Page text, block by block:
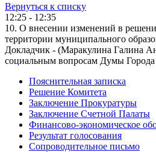
Вернуться к списку
12:25 - 12:35
10. О внесении изменений в
территории муниципального
Докладчик - (Маракулина Галина
социальным вопросам Думы Города
Пояснительная записка
Решение Комитета
Заключение Прокуратуры
Заключение Счетной Палаты
Финансово-экономическое
Результат голосования
Сопроводительное письмо